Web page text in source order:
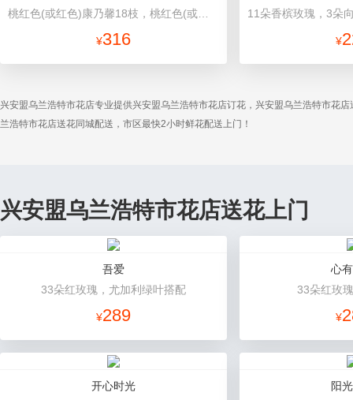
¥316 ¥
兴安盟乌兰浩特市花店专业提供兴安盟乌兰浩特市花店订花，兴安盟乌兰浩特市花
兰浩特市花店送花同城配送，市区最快2小时鲜花配送上门！
兴安盟乌兰浩特市花店送花上门
吾爱
33朵红玫瑰，尤加利绿叶搭配
¥289
心
33朵红玫
¥
开心时光
阳